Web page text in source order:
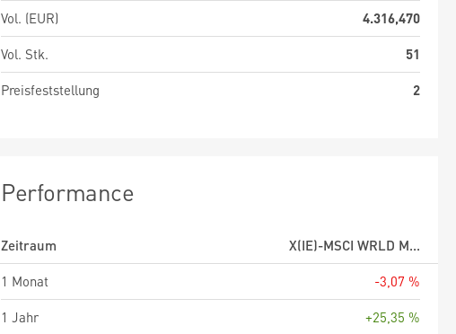
Vol. (EUR)
4.316,470
Vol. Stk.
51
Preisfeststellung
2
Performance
Zeitraum
X(IE)-MSCI WRLD M...
1 Monat
-3,07 %
1 Jahr
+25,35 %